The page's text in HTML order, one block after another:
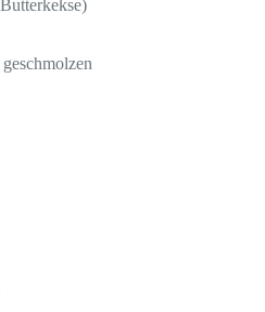
geschmolzen